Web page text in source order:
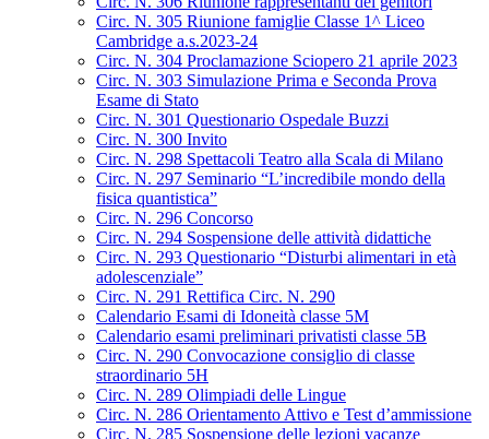
Circ. N. 305 Riunione famiglie Classe 1^ Liceo
Cambridge a.s.2023-24
Circ. N. 304 Proclamazione Sciopero 21 aprile 2023
Circ. N. 303 Simulazione Prima e Seconda Prova
Esame di Stato
Circ. N. 301 Questionario Ospedale Buzzi
Circ. N. 300 Invito
Circ. N. 298 Spettacoli Teatro alla Scala di Milano
Circ. N. 297 Seminario “L’incredibile mondo della
fisica quantistica”
Circ. N. 296 Concorso
Circ. N. 294 Sospensione delle attività didattiche
Circ. N. 293 Questionario “Disturbi alimentari in età
adolescenziale”
Circ. N. 291 Rettifica Circ. N. 290
Calendario Esami di Idoneità classe 5M
Calendario esami preliminari privatisti classe 5B
Circ. N. 290 Convocazione consiglio di classe
straordinario 5H
Circ. N. 289 Olimpiadi delle Lingue
Circ. N. 286 Orientamento Attivo e Test d’ammissione
Circ. N. 285 Sospensione delle lezioni vacanze